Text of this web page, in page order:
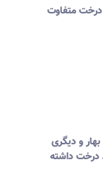
درخت متفاوت
و دیگری
درخت داشته